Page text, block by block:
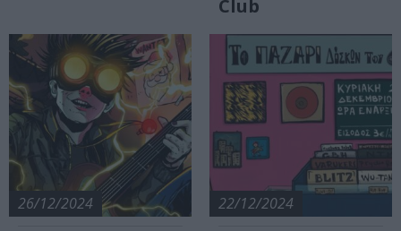
Club
26/12/2024 22/12/2024